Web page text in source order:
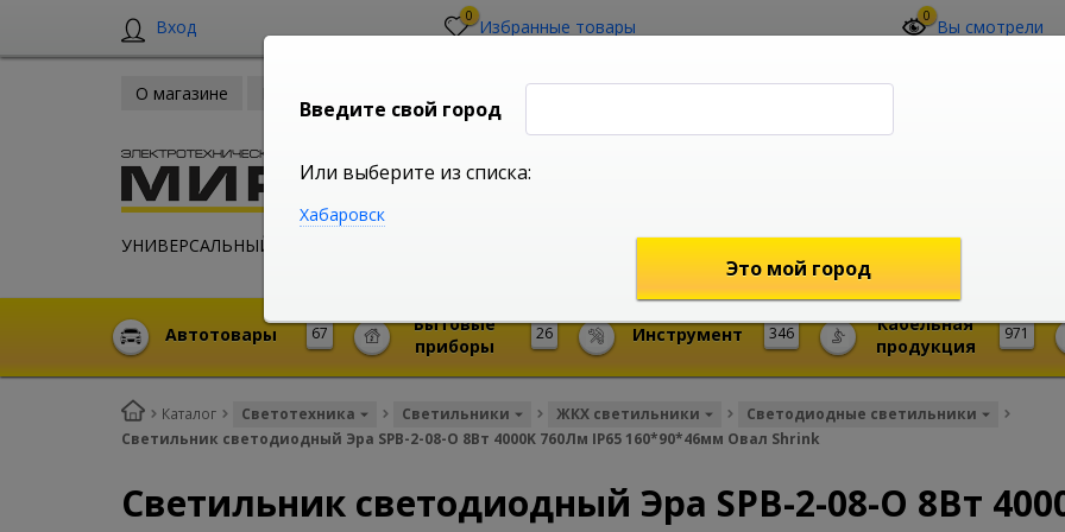
Вход 0 Избранные товары 0 Вы смотрели
О магазине
УНИВЕРСАЛЬНЫЙ ИНТЕРНЕТ МАГАЗИН shop@mireks.ru
67
Автотовары 26
Бытовые
приборы
346
Инструмент 971
Кабельная
продукция
Каталог Светотехника Светильники ЖКХ светильники
Светодиодные светильники
Светильник светодиодный Эра SPB-2-08-O 8Вт 4000K 760Лм IP65 160*90*46мм Овал Shrink
Светильник светодиодный Эра SPB-2-08-O 8Вт
Введите свой город
Или выберите из списка:
Хабаровск
Это мой город